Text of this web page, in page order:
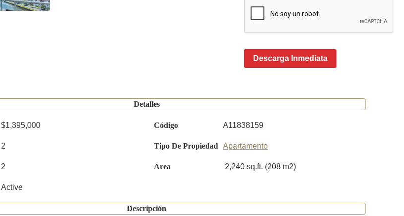
Descarga Inmediata
Detalles
$1,395,000 Código A11838159
2 Tipo De Propiedad Apartamento
2 Area 2,240 sq.ft. (208 m2)
Active
Descripción